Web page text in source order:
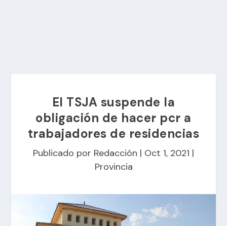
El TSJA suspende la
obligación de hacer pcr a
trabajadores de residencias
Publicado por Redacción | Oct 1, 2021 |
Provincia